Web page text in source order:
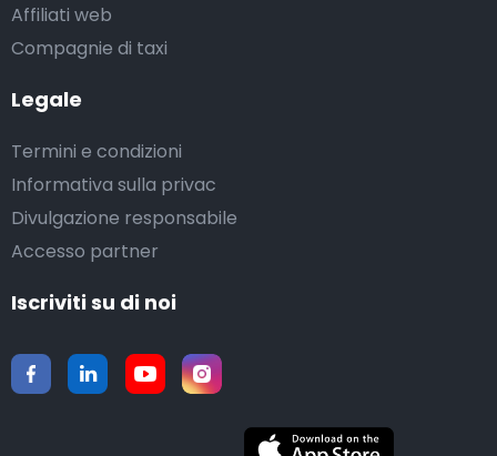
Affiliati web
Compagnie di taxi
Legale
Termini e condizioni
Informativa sulla privac
Divulgazione responsabile
Accesso partner
Iscriviti su di noi